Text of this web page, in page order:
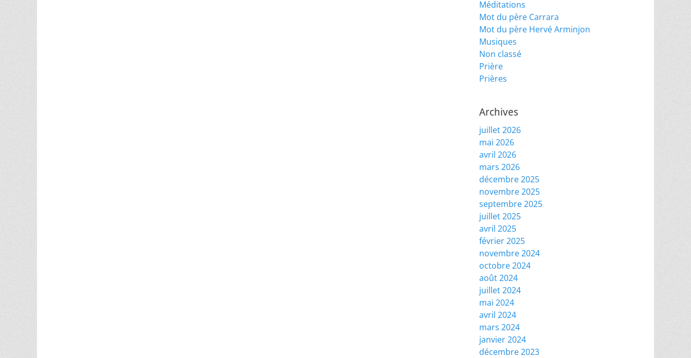
Méditations
Mot du père Carrara
Mot du père Hervé Arminjon
Musiques
Non classé
Prière
Prières
Archives
juillet 2026
mai 2026
avril 2026
mars 2026
décembre 2025
novembre 2025
septembre 2025
juillet 2025
avril 2025
février 2025
novembre 2024
octobre 2024
août 2024
juillet 2024
mai 2024
avril 2024
mars 2024
janvier 2024
décembre 2023